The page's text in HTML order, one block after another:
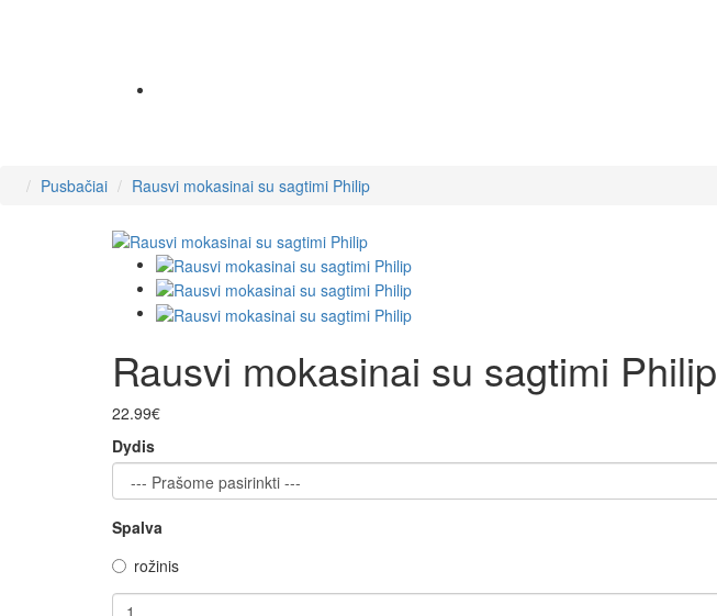
Pusbačiai Rausvi mokasinai su sagtimi Philip
Rausvi mokasinai su sagtimi Philip
22.99€
Dydis
Spalva
rožinis